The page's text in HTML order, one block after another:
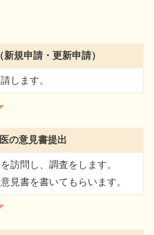
（新規申請・更新申請）
します。
の意見書提出
訪問し、調査をします。
見書を書いてもらいます。